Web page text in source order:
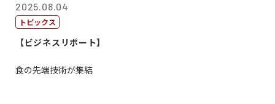
2025.08.04
トピックス
【ビジネスリポート】
食の先端技術が集結